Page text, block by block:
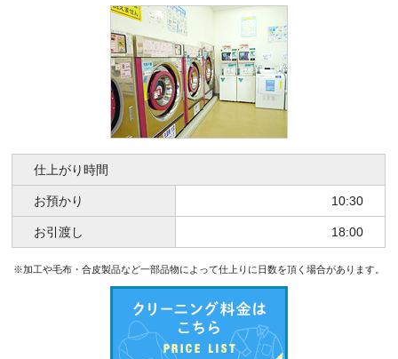
仕上がり時間
お預かり 10:30
お引渡し 18:00
※加工や毛布・合皮製品など一部品物によって仕上りに日数を頂く場合があります。